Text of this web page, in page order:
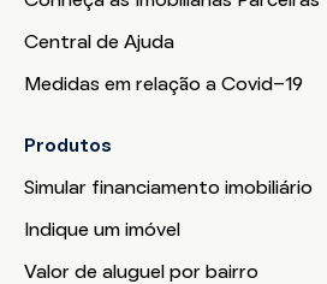
Central de Ajuda
Medidas em relação a Covid-19
Produtos
Simular financiamento imobiliário
Indique um imóvel
Valor de aluguel por bairro